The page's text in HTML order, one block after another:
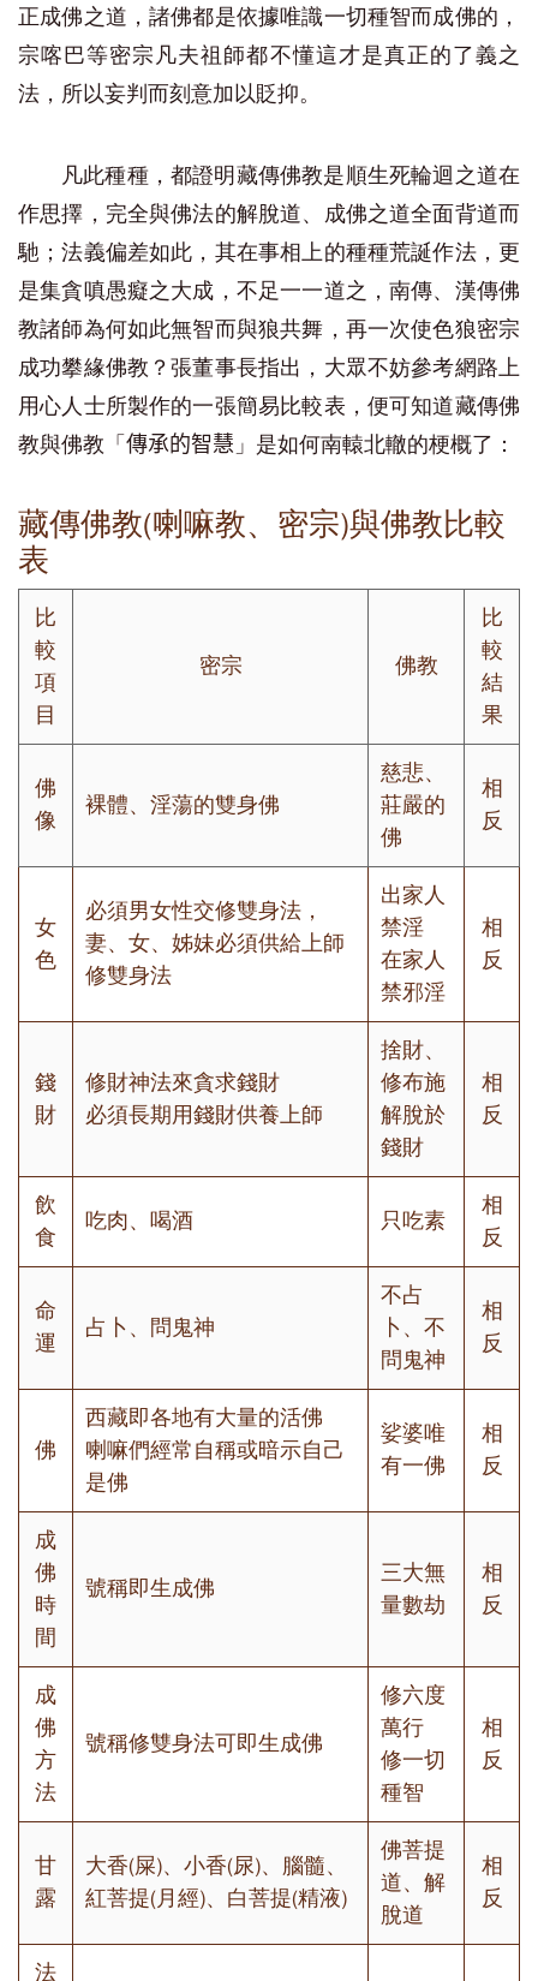
正成佛之道，諸佛都是依據唯識一切種智而成佛的，
宗喀巴等密宗凡夫祖師都不懂這才是真正的了義之
法，所以妄判而刻意加以貶抑。
凡此種種，都證明藏傳佛教是順生死輪迴之道在
作思擇，完全與佛法的解脫道、成佛之道全面背道而
馳；法義偏差如此，其在事相上的種種荒誕作法，更
是集貪嗔愚癡之大成，不足一一道之，南傳、漢傳佛
教諸師為何如此無智而與狼共舞，再一次使色狼密宗
成功攀緣佛教？張董事長指出，大眾不妨參考網路上
用心人士所製作的一張簡易比較表，便可知道藏傳佛
教與佛教「 傳承的智慧 」是如何南轅北轍的梗概了：
藏傳佛教(喇嘛教、密宗)與佛教比較
表
比
較
項
目
密宗 佛教
比
較
結
果
佛
像
裸體、淫蕩的雙身佛
慈悲、
莊嚴的
佛
相
反
女
色
必須男女性交修雙身法，
妻、女、姊妹必須供給上師
修雙身法
出家人
禁淫
在家人
禁邪淫
相
反
錢
財
修財神法來貪求錢財
必須長期用錢財供養上師
捨財、
修布施
解脫於
錢財
相
反
飲
食
吃肉、喝酒 只吃素
相
反
命
運
占卜、問鬼神
不占
卜、不
問鬼神
相
反
佛
西藏即各地有大量的活佛
喇嘛們經常自稱或暗示自己
是佛
娑婆唯
有一佛
相
反
成
佛
時
間
號稱即生成佛
三大無
量數劫
相
反
成
佛
方
法
號稱修雙身法可即生成佛
修六度
萬行
修一切
種智
相
反
甘
露
大香(屎)、小香(尿)、腦髓、
紅菩提(月經)、白菩提(精液)
佛菩提
道、解
脫道
相
反
法